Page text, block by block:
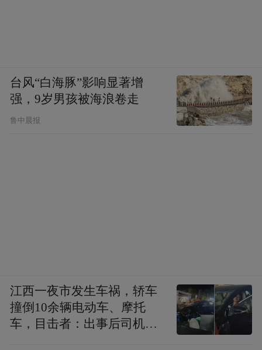
台风“白海豚”影响显著增
强，9岁男孩被海浪卷走
鲁中晨报
江西一夜市发生车祸，轿车
撞倒10余辆电动车、摩托
车，目击者：出事后司机一